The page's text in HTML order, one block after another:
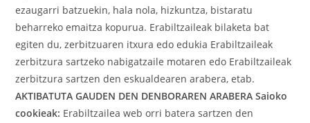
ezaugarri batzuekin, hala nola, hizkuntza, bistaratu
beharreko emaitza kopurua. Erabiltzaileak bilaketa bat
egiten du, zerbitzuaren itxura edo edukia Erabiltzaileak
zerbitzura sartzeko nabigatzaile motaren edo Erabiltzaileak
zerbitzura sartzen den eskualdearen arabera, etab.
AKTIBATUTA GAUDEN DEN DENBORAREN ARABERA Saioko
cookieak: Erabiltzailea web orri batera sartzen den